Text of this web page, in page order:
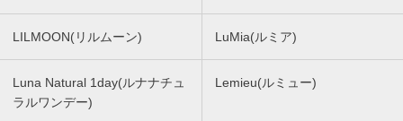
LILMOON(リルムーン) LuMia(ルミア)
Luna Natural 1day(ルナナチュ
ラルワンデー)
Lemieu(ルミュー)